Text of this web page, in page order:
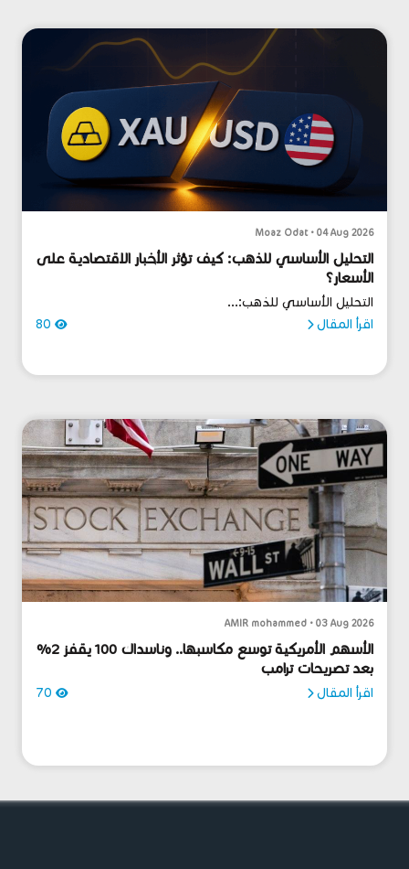
Moaz Odat • 04 Aug 2026
التحليل الأساسي للذهب: كيف تؤثر الأخبار الاقتصادية على
الأسعار؟
التحليل الأساسي للذهب:...
اقرأ المقال
AMIR mohammed • 03 Aug 2026
الأسهم الأمريكية توسع مكاسبها.. وناسداك 100 يقفز 2%
بعد تصريحات ترامب
اقرأ المقال